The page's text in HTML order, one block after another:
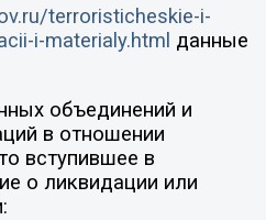
terroristicheskie-i-
i-materialy.html данные
объединений и
в отношении
вступившее в
о ликвидации или